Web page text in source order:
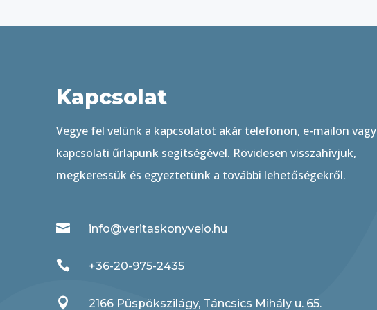
Kapcsolat
Vegye fel velünk a kapcsolatot akár telefonon, e-mailon vagy
kapcsolati űrlapunk segítségével. Rövidesen visszahívjuk,
megkeressük és egyeztetünk a további lehetőségekről.
 info@veritaskonyvelo.hu
 +36-20-975-2435
 2166 Püspökszilágy, Táncsics Mihály u. 65.